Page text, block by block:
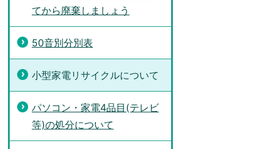
てから廃棄しましょう
50音別分別表
小型家電リサイクルについて
パソコン・家電4品目(テレビ
等)の処分について